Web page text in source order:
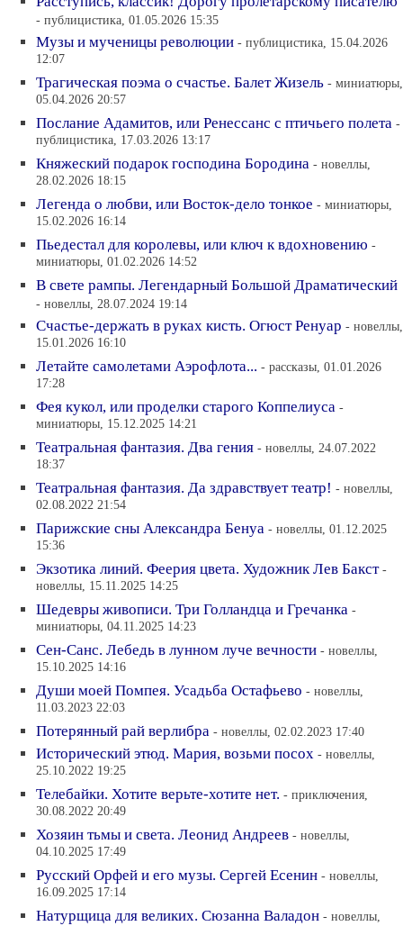
- публицистика, 01.05.2026 15:35
Музы и мученицы революции - публицистика, 15.04.2026
12:07
Трагическая поэма о счастье. Балет Жизель - миниатюры,
05.04.2026 20:57
Послание Адамитов, или Ренессанс с птичьего полета -
публицистика, 17.03.2026 13:17
Княжеский подарок господина Бородина - новеллы,
28.02.2026 18:15
Легенда о любви, или Восток-дело тонкое - миниатюры,
15.02.2026 16:14
Пьедестал для королевы, или ключ к вдохновению -
миниатюры, 01.02.2026 14:52
В свете рампы. Легендарный Большой Драматический
- новеллы, 28.07.2024 19:14
Счастье-держать в руках кисть. Огюст Ренуар - новеллы,
15.01.2026 16:10
Летайте самолетами Аэрофлота... - рассказы, 01.01.2026
17:28
Фея кукол, или проделки старого Коппелиуса -
миниатюры, 15.12.2025 14:21
Театральная фантазия. Два гения - новеллы, 24.07.2022
18:37
Театральная фантазия. Да здравствует театр! - новеллы,
02.08.2022 21:54
Парижские сны Александра Бенуа - новеллы, 01.12.2025
15:36
Экзотика линий. Феерия цвета. Художник Лев Бакст -
новеллы, 15.11.2025 14:25
Шедевры живописи. Три Голландца и Гречанка -
миниатюры, 04.11.2025 14:23
Сен-Санс. Лебедь в лунном луче вечности - новеллы,
15.10.2025 14:16
Души моей Помпея. Усадьба Остафьево - новеллы,
11.03.2023 22:03
Потерянный рай верлибра - новеллы, 02.02.2023 17:40
Исторический этюд. Мария, возьми посох - новеллы,
25.10.2022 19:25
Телебайки. Хотите верьте-хотите нет. - приключения,
30.08.2022 20:49
Хозяин тьмы и света. Леонид Андреев - новеллы,
04.10.2025 17:49
Русский Орфей и его музы. Сергей Есенин - новеллы,
16.09.2025 17:14
Натурщица для великих. Сюзанна Валадон - новеллы,